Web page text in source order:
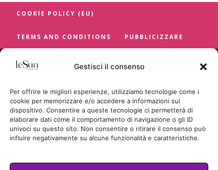
Gestisci il consenso
Per offrire le migliori esperienze, utilizziamo tecnologie come i
cookie per memorizzare e/o accedere a informazioni sul
dispositivo. Consentire a queste tecnologie ci permetterà di
elaborare dati come il comportamento di navigazione o gli ID
univoci su questo sito. Non consentire o ritirare il consenso può
influire negativamente su alcune funzionalità e caratteristiche.
COOKIE POLICY (EU)
TERMS AND CONDITIONS PUBBLICIZZARE